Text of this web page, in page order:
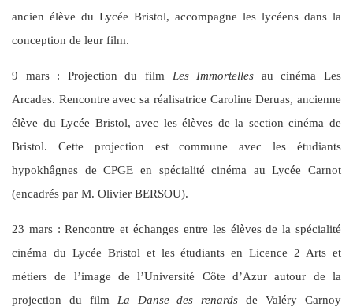
ancien élève du Lycée Bristol, accompagne les lycéens dans la
conception de leur film.
9 mars : Projection du film Les Immortelles au cinéma Les
Arcades. Rencontre avec sa réalisatrice Caroline Deruas, ancienne
élève du Lycée Bristol, avec les élèves de la section cinéma de
Bristol. Cette projection est commune avec les étudiants
hypokhâgnes de CPGE en spécialité cinéma au Lycée Carnot
(encadrés par M. Olivier BERSOU).
23 mars : Rencontre et échanges entre les élèves de la spécialité
cinéma du Lycée Bristol et les étudiants en Licence 2 Arts et
métiers de l’image de l’Université Côte d’Azur autour de la
projection du film La Danse des renards de Valéry Carnoy